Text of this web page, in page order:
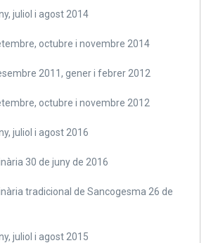
juliol i agost 2014
octubre i novembre 2014
2011, gener i febrer 2012
octubre i novembre 2012
juliol i agost 2016
30 de juny de 2016
tradicional de Sancogesma 26 de
juliol i agost 2015